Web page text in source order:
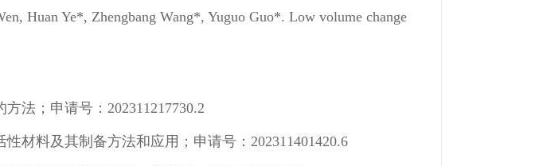
Huan Ye*, Zhengbang Wang*, Yuguo Guo*. Low volume change
法；申请号：202311217730.2
材料及其制备方法和应用；申请号：202311401420.6